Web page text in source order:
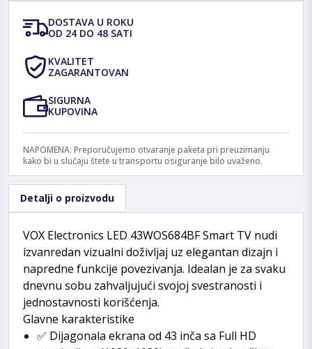
DOSTAVA U ROKU
OD 24 DO 48 SATI
KVALITET
ZAGARANTOVAN
SIGURNA
KUPOVINA
NAPOMENA: Preporučujemo otvaranje paketa pri preuzimanju
kako bi u slučaju štete u transportu osiguranje bilo uvaženo.
Detalji o proizvodu
VOX Electronics LED 43WOS684BF Smart TV nudi
izvanredan vizualni doživljaj uz elegantan dizajn i
napredne funkcije povezivanja. Idealan je za svaku
dnevnu sobu zahvaljujući svojoj svestranosti i
jednostavnosti korišćenja.
Glavne karakteristike
✅ Dijagonala ekrana od 43 inča sa Full HD